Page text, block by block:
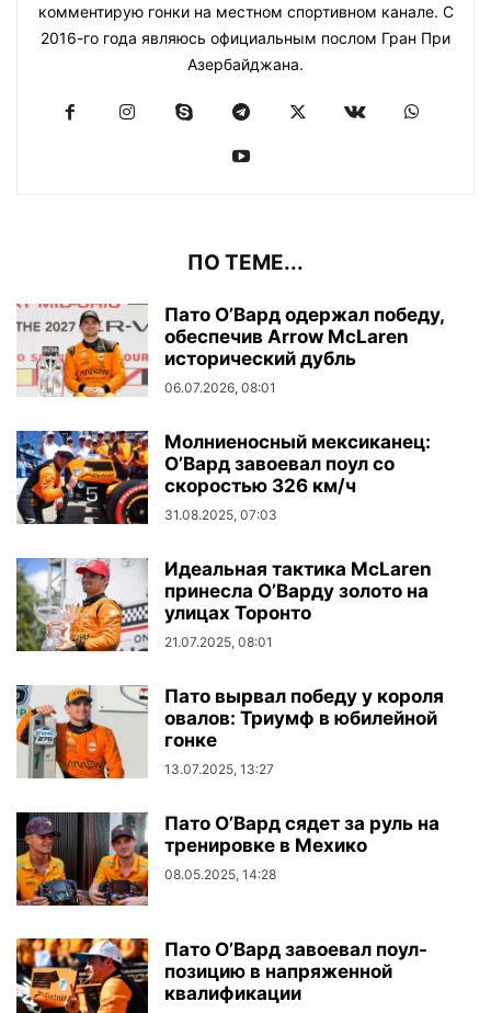
комментирую гонки на местном спортивном канале. С
2016-го года являюсь официальным послом Гран При
Азербайджана.
ПО ТЕМЕ...
Пато О’Вард одержал победу,
обеспечив Arrow McLaren
исторический дубль
06.07.2026, 08:01
Молниеносный мексиканец:
О’Вард завоевал поул со
скоростью 326 км/ч
31.08.2025, 07:03
Идеальная тактика McLaren
принесла О’Варду золото на
улицах Торонто
21.07.2025, 08:01
Пато вырвал победу у короля
овалов: Триумф в юбилейной
гонке
13.07.2025, 13:27
Пато О’Вард сядет за руль на
тренировке в Мехико
08.05.2025, 14:28
Пато О’Вард завоевал поул-
позицию в напряженной
квалификации